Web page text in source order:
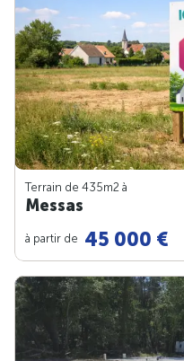
Terrain de 435m2 à
Messas
à partir de 45 000 €